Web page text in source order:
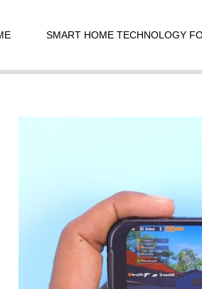
SMART HOME TECHNOLOGY